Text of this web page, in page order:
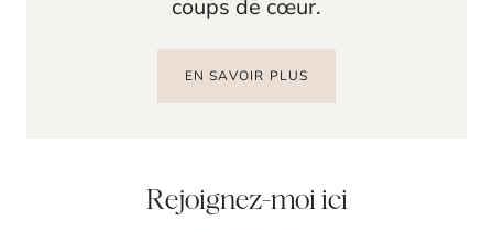
coups de cœur.
EN SAVOIR PLUS
Rejoignez-moi ici